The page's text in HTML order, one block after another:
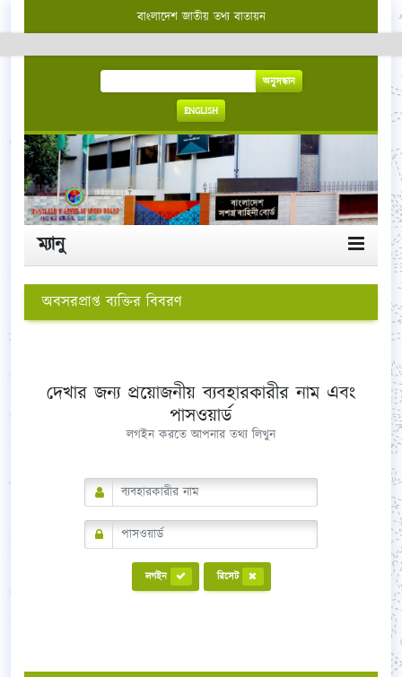
বাংলাদেশ জাতীয় তথ্য বাতায়ন
অনুসন্ধান
ENGLISH
ম্যানু
অবসরপ্রাপ্ত ব্যক্তির বিবরণ
দেখার জন্য প্রয়োজনীয় ব্যবহারকারীর নাম এবং
পাসওয়ার্ড
লগইন করতে আপনার তথ্য লিখুন
লগইন রিসেট